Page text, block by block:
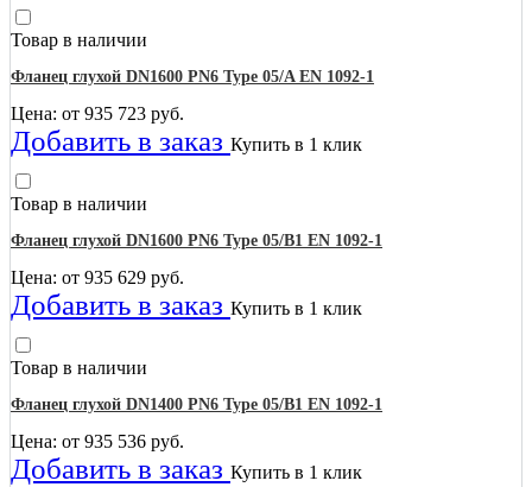
Товар в наличии
Фланец глухой DN1600 PN6 Type 05/A EN 1092-1
Цена: от 935 723 руб.
Добавить в заказ Купить в 1 клик
Товар в наличии
Фланец глухой DN1600 PN6 Type 05/B1 EN 1092-1
Цена: от 935 629 руб.
Добавить в заказ Купить в 1 клик
Товар в наличии
Фланец глухой DN1400 PN6 Type 05/B1 EN 1092-1
Цена: от 935 536 руб.
Добавить в заказ Купить в 1 клик